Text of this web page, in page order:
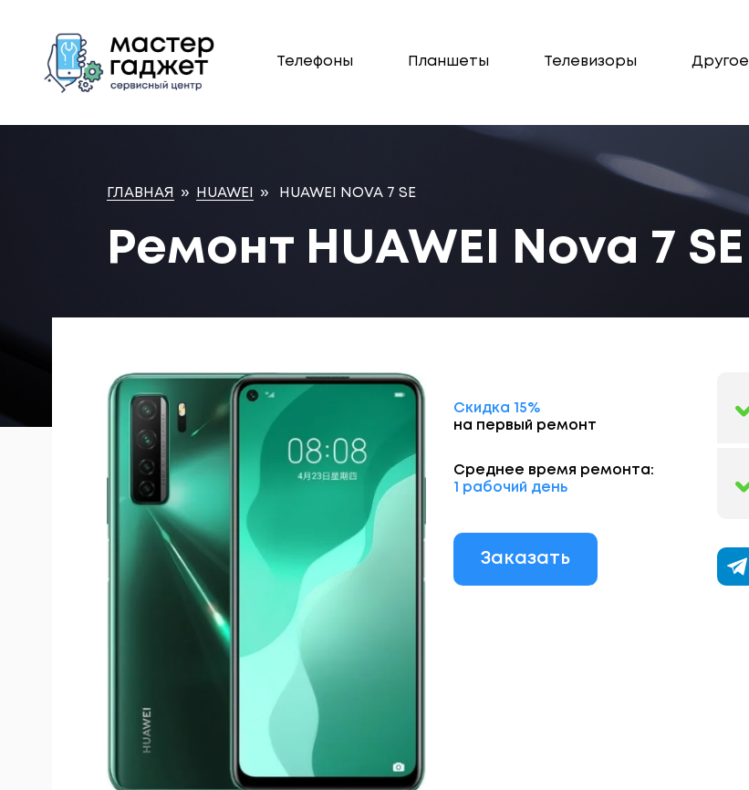
Телефоны Планшеты Телевизоры Другое
ГЛАВНАЯ » HUAWEI » HUAWEI NOVA 7 SE
Ремонт HUAWEI Nova 7 SE
Скидка 15%
на первый ремонт
Среднее время ремонта:
1 рабочий день
Заказать